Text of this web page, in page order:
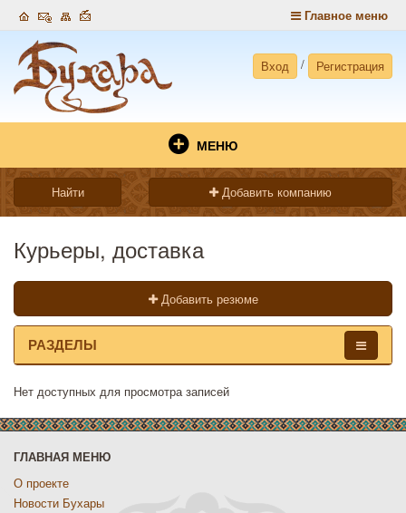
Главное меню
Вход / Регистрация
МЕНЮ
Найти Добавить компанию
Курьеры, доставка
Добавить резюме
РАЗДЕЛЫ
Нет доступных для просмотра записей
ГЛАВНАЯ МЕНЮ
О проекте
Новости Бухары